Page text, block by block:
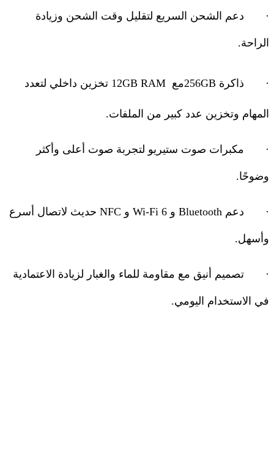
· دعم الشحن السريع لتقليل وقت الشحن وزيادة
الراحة.
· ذاكرة 12GB RAM مع256GB تخزين داخلي لتعدد
المهام وتخزين عدد كبير من الملفات.
· مكبرات صوت ستيريو لتجربة صوت أعلى وأكثر
وضوحًا.
· دعم NFC و Wi-Fi 6 و Bluetooth حديث لاتصال أسرع
وأسهل.
· تصميم أنيق مع مقاومة للماء والغبار لزيادة الاعتمادية
في الاستخدام اليومي.